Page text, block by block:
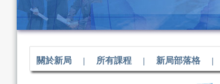
關於新局 | 所有課程 | 新局部落格